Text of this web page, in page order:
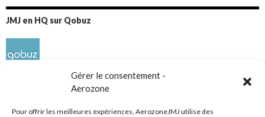
Gérer le consentement -
Aerozone
Pour offrir les meilleures expériences, AerozoneJMJ utilise des
JMJ en HQ sur Qobuz